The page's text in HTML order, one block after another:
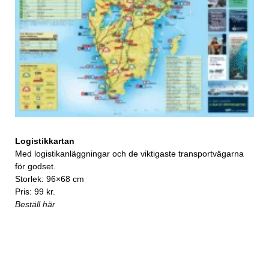
Logistikkartan
Med logistikanläggningar och de viktigaste transportvägarna
för godset.
Storlek: 96×68 cm
Pris: 99 kr.
Beställ här